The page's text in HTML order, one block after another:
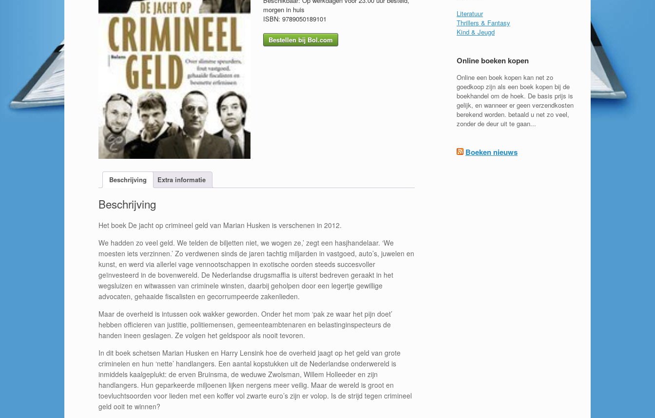
morgen in huis
ISBN: 9789050189101
Bestellen bij Bol.com
Beschrijving Extra informatie
Beschrijving
Het boek De jacht op crimineel geld van Marian Husken is verschenen in 2012.
We hadden zo veel geld. We telden de biljetten niet, we wogen ze,’ zegt een hasjhandelaar. ‘We
moesten iets verzinnen.’ Zo verdwenen sinds de jaren tachtig miljarden in vastgoed, auto’s, juwelen en
kunst, en werd via allerlei vage vennootschappen in exotische oorden steeds succesvoller
geïnvesteerd in de bovenwereld. De Nederlandse drugsmaffia is uiterst bedreven geraakt in het
wegsluizen en witwassen van criminele winsten, daarbij geholpen door een legertje gewillige
advocaten, gehaaide fiscalisten en gecorrumpeerde zakenlieden.
Maar de overheid is intussen ook wakker geworden. Onder het mom ‘pak ze waar het pijn doet’
hebben officieren van justitie, politiemensen, gemeenteambtenaren en belastinginspecteurs de
handen ineen geslagen. Ze volgen het geldspoor als nooit tevoren.
In dit boek schetsen Marian Husken en Harry Lensink hoe de overheid jaagt op het geld van grote
criminelen en hun ‘nette’ handlangers. Een aantal kopstukken uit de Nederlandse onderwereld is
inmiddels kaalgeplukt: de erven Bruinsma, de weduwe Zwolsman, Willem Holleeder en zijn
handlangers. Hun geparkeerde miljoenen lijken nergens meer veilig. Maar de wereld is groot en
toevluchtsoorden voor lieden met een koffer vol zwarte euro’s zijn er volop. Is de strijd tegen crimineel
geld ooit te winnen?
Literatuur
Thrillers & Fantasy
Kind & Jeugd
Online boeken kopen
Online een boek kopen kan net zo
goedkoop zijn als een boek kopen bij de
boekhandel om de hoek. De basis prijs is
gelijk, en wanneer er geen verzendkosten
berekend worden. betaald u net zo veel,
zonder de deur uit te gaan...
Boeken nieuws